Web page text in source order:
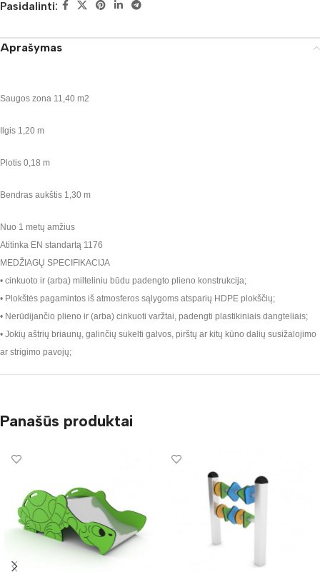
Pasidalinti:
Aprašymas
Saugos zona 11,40 m2
Ilgis 1,20 m
Plotis 0,18 m
Bendras aukštis 1,30 m
Nuo 1 metų amžius
Atitinka EN standartą 1176
MEDŽIAGŲ SPECIFIKACIJA
• cinkuoto ir (arba) milteliniu būdu padengto plieno konstrukcija;
• Plokštės pagamintos iš atmosferos sąlygoms atsparių HDPE plokščių;
• Nerūdijančio plieno ir (arba) cinkuoti varžtai, padengti plastikiniais dangteliais;
• Jokių aštrių briaunų, galinčių sukelti galvos, pirštų ar kitų kūno dalių susižalojimo
ar strigimo pavojų;
Panašūs produktai